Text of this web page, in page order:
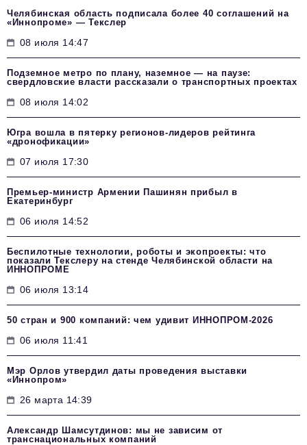
Челябинская область подписала более 40 соглашений на
«Иннопроме» — Текслер
08 июля 14:47
Подземное метро по плану, наземное — на паузе:
свердловские власти рассказали о транспортных проектах
08 июля 14:02
Югра вошла в пятерку регионов-лидеров рейтинга
«дронофикации»
07 июля 17:30
Премьер-министр Армении Пашинян прибыл в
Екатеринбург
06 июля 14:52
Беспилотные технологии, роботы и экопроекты: что
показали Текслеру на стенде Челябинской области на
ИННОПРОМЕ
06 июля 13:14
50 стран и 900 компаний: чем удивит ИННОПРОМ‑2026
06 июля 11:41
Мэр Орлов утвердил даты проведения выставки
«Иннопром»
26 марта 14:39
Александр Шамсутдинов: мы не зависим от
транснациональных компаний